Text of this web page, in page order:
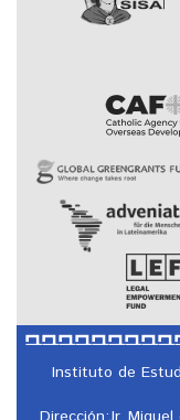
Instituto de